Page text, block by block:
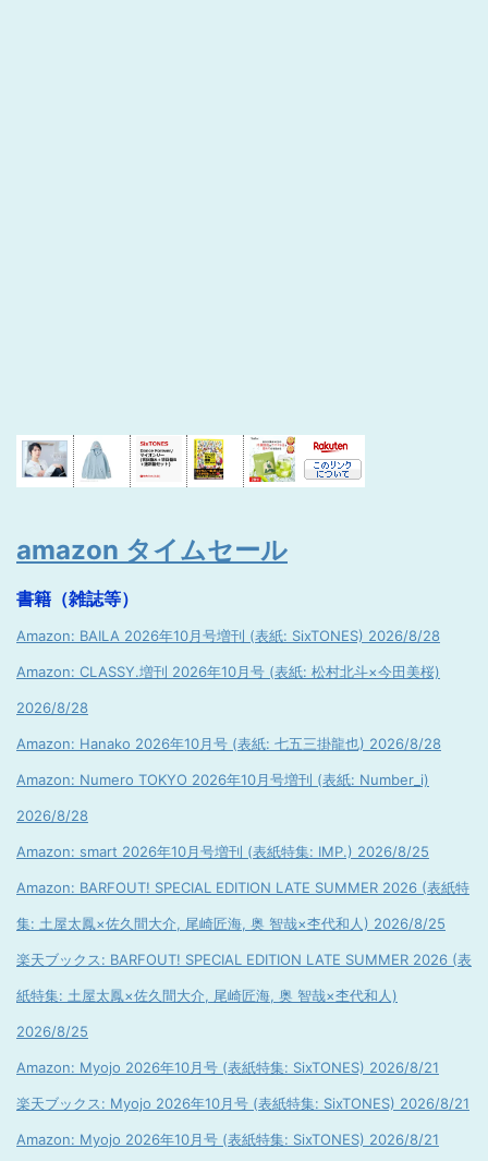
amazon タイムセール
書籍（雑誌等）
Amazon: BAILA 2026年10月号増刊 (表紙: SixTONES) 2026/8/28
Amazon: CLASSY.増刊 2026年10月号 (表紙: 松村北斗×今田美桜)
2026/8/28
Amazon: Hanako 2026年10月号 (表紙: 七五三掛龍也) 2026/8/28
Amazon: Numero TOKYO 2026年10月号増刊 (表紙: Number_i)
2026/8/28
Amazon: smart 2026年10月号増刊 (表紙特集: IMP.) 2026/8/25
Amazon: BARFOUT! SPECIAL EDITION LATE SUMMER 2026 (表紙特
集: 土屋太鳳×佐久間大介, 尾崎匠海, 奥 智哉×杢代和人) 2026/8/25
楽天ブックス: BARFOUT! SPECIAL EDITION LATE SUMMER 2026 (表
紙特集: 土屋太鳳×佐久間大介, 尾崎匠海, 奥 智哉×杢代和人)
2026/8/25
Amazon: Myojo 2026年10月号 (表紙特集: SixTONES) 2026/8/21
楽天ブックス: Myojo 2026年10月号 (表紙特集: SixTONES) 2026/8/21
Amazon: Myojo 2026年10月号 (表紙特集: SixTONES) 2026/8/21